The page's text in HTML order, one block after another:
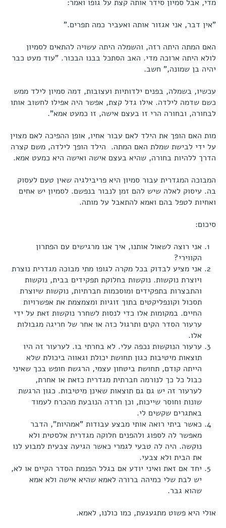
מדי, אבל סמיון סידר אותה קצת על גופו ואמר:
"אין דבר, אני אגזור אותה ואעביר כמה תפרים."
האם המתה היתה רזה, והשמלה היתה עשויה להתאים לסמיון
לולא היתה ארוכה מדי. האב הסתכל בבנו הבכור. "עוד מעט כבר
יהיה בן שמונה," חשב.
עכשיו, בשמלה, בפנים ילדותיות ועצובות, דמה סמיון לילד ממש
כשם שדמה לילדה. אילו גדל קצת, אפשר היה אפילו לחשוב אותו
לבחורה, ובחורה הרי זו בעצם אישה, זו כמעט אמא".
מות האם הופך את הילד לאם עבור אחיו, אופן ההפיכה לאם מצוין
על ידי לבישת שמלת האם המתה. הילד הופך לילדה, משם קצרה
הדרך ללהיות בחורה, שהיא בעצם אישה ואישה היא כמעט אמא.
המבוכה המגדרית עבור סמיון היא פריבילגיה שאין טעם לעסוק
בה. עיסוק לאלה שיש להם זמן לנבור בנפשם. לסמיון יש אחים
ואחיות לטפל בהם ואמא להתאבל על מותה.
סיכום:
אני רוצה לשאול אותנו, איך אנו מרגישים עם הפתרון
הקווירי?
אני מציע לבדוק בכל מקרה לגופו מתי מבוכה מגדרית נוצרת
ויוצרת נוקשות. נוקשות בחלוקת תפקידים בבית, נוקשות
והתבצרות בתפקידים ומוסכמות חברתיות, נוקשות שיוצרת
תסכול וקונפליקטים בתוך זוגיות ומצמצמת את אפשרויות
החיים. במקומות אלו כדי לנסות לשחרר נוקשות זאת על ידי
ערעור הסדר הקים ותרגול כזה או אחר של חריגה מגבולות
אלו.
ערעור הנוקשות נכפה עלי. לא בחרתי בו. לערעור זה היו
תוצאות מיטיבות כגון תחושת יכולת וגאווה ביכולת שלא
הייתה קודם, תחושת ביטחון עצמי, הרגשת חופש בכך שאיני
כבול כל כך לנורמה חברתית מגדרית כזאת או אחרת,
לערעור זה יש גם גם תוצאות שאינן מיטיבות. כגון הרגשת
שונות וחוסר שייכות, וכן חרדה הנובעת מהכרח לעמוד
באתגרים שקשים לי.
כאשר ביתי רואה אותי מבצע עבודות "אמהיות", הדבר
מאפשר לה לספוג ולהפנים חלוקה מגדרית אלסטית ולא
נוקשה. היה לה טבעי לגמרי כאשר הגיעה צבעית למבוע לנו
את הבית ולא צבעי.
יחד אם זאת ואיני יודע אם בגלל הפנמת הסדר הקיים או לא,
יש לבת שלי כמיהה ברורה לאמא שהיא אישה ולא אמא
שהוא גבר.
אולי היא פשוט מתגעגעת, כמו כולנו, לאמא.